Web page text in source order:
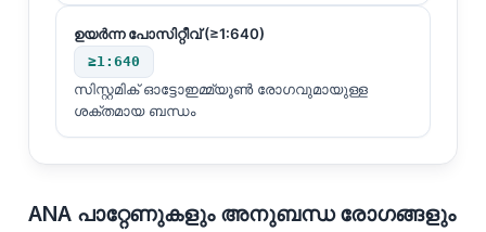
ഉയർന്ന പോസിറ്റീവ് (≥1:640)
≥1:640
സിസ്റ്റമിക് ഓട്ടോഇമ്മ്യൂൺ രോഗവുമായുള്ള
ശക്തമായ ബന്ധം
ANA പാറ്റേണുകളും അനുബന്ധ രോഗങ്ങളും